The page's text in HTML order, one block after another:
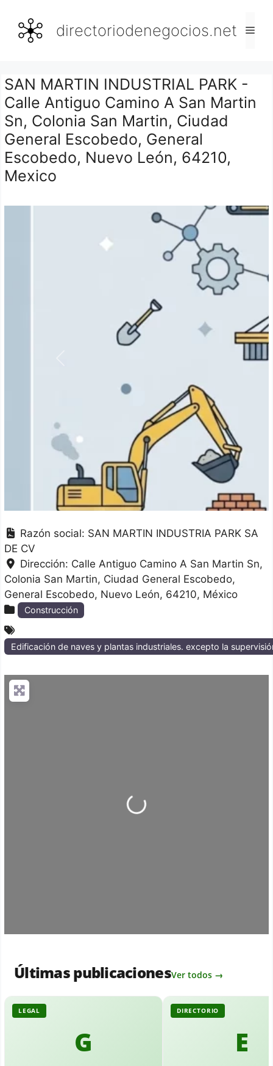
contenido
directoriodenegocios.net
SAN MARTIN INDUSTRIAL PARK -
Calle Antiguo Camino A San Martin
Sn, Colonia San Martin, Ciudad
General Escobedo, General
Escobedo, Nuevo León, 64210,
Mexico
Razón social: SAN MARTIN INDUSTRIA PARK SA
DE CV
Dirección: Calle Antiguo Camino A San Martin Sn,
Colonia San Martin, Ciudad General Escobedo
General Escobedo Nuevo León 64210 México
Construcción
Edificación de naves y plantas industriales. excepto la
Loading...
Últimas publicacionesVer todos →
G
LEGAL
E
DIRECTORIO